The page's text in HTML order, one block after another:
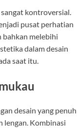
kontroversial.
pusat perhatian
bahkan melebihi
dalam desain
saat itu.
desain yang penuh
lengan. Kombinasi